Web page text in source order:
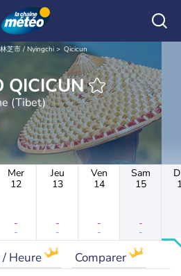
林芝市 / Nyingchi Qicicun
METEO QICICUN
(Tibet)
Mer
12
-
-
Jeu
13
-
-
Ven
14
-
-
Sam
15
-
-
Heure Comparer